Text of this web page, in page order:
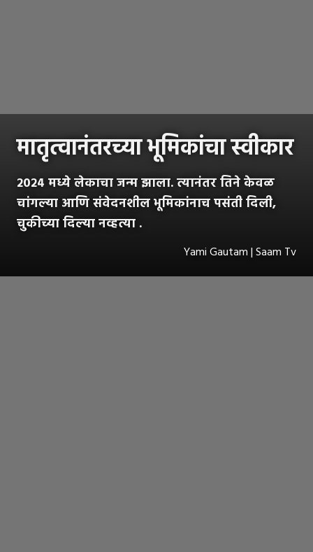
मातृत्वानंतरच्या भूमिकांचा स्वीकार
२०२४ मध्ये लेकाचा जन्म झाला. त्यानंतर तिने केवळ
चांगल्या आणि संवेदनशील भूमिकांनाच पसंती दिली,
चुकीच्या दिल्या नव्हत्या .
Yami Gautam | Saam Tv